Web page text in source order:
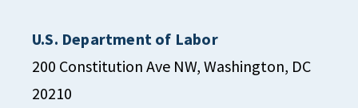
U.S. Department of Labor
200 Constitution Ave NW, Washington, DC
20210